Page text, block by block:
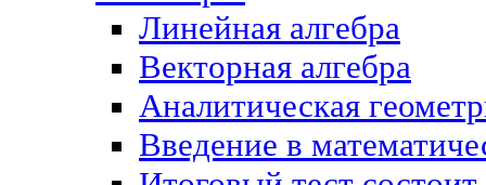
Линейная алгебра
Векторная алгебра
Аналитическая
Введение в